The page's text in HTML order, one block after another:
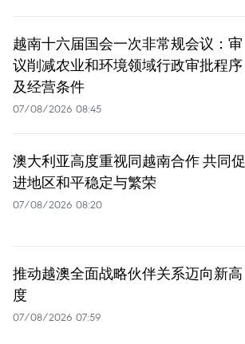
越南十六届国会一次非常规会议：审
议削减农业和环境领域行政审批程序
及经营条件
07/08/2026 08:45
澳大利亚高度重视同越南合作 共同促
进地区和平稳定与繁荣
07/08/2026 08:20
推动越澳全面战略伙伴关系迈向新高
度
07/08/2026 07:59